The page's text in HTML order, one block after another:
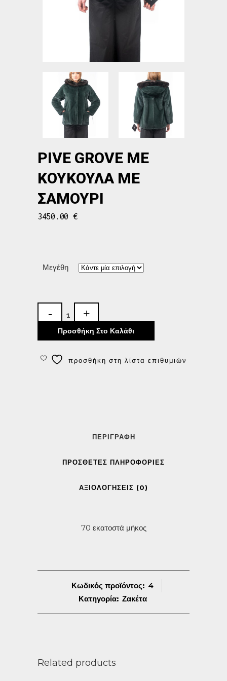
PIVE GROVE ΜΕ
ΚΟΥΚΟΎΛΑ ΜΕ
ΣΑΜΟΎΡΙ
3450.00 €
Μεγέθη
Προσθήκη Στο Καλάθι
προσθήκη στη λίστα επιθυμιών
ΠΕΡΙΓΡΑΦΉ
ΠΡΌΣΘΕΤΕΣ ΠΛΗΡΟΦΟΡΊΕΣ
ΑΞΙΟΛΟΓΉΣΕΙΣ (0)
70 εκατοστά μήκος
Κωδικός προϊόντος: 4
Κατηγορία: Ζακέτα
Related products